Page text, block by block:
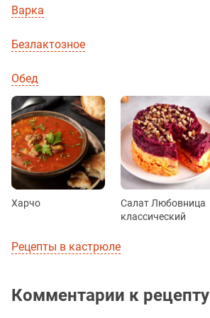
Варка
Безлактозное
Обед
Харчо
Салат Любовница
классический
Рецепты в кастрюле
Комментарии к рецепту